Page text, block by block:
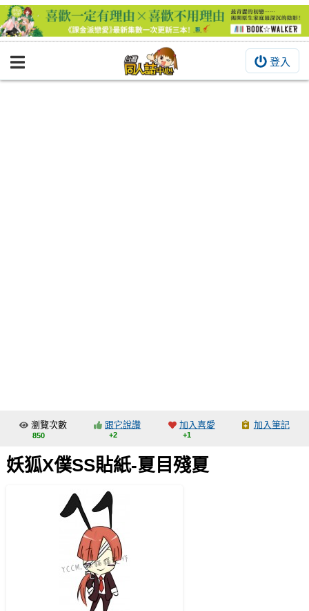
登入
BOOKY書集倉庫
交流中心
攤位轉讓區
會員中心
註冊會員
登入
瀏覽次數
850
跟它說讚
+2
加入喜愛
+1
加入筆記
妖狐X僕SS貼紙-夏目殘夏